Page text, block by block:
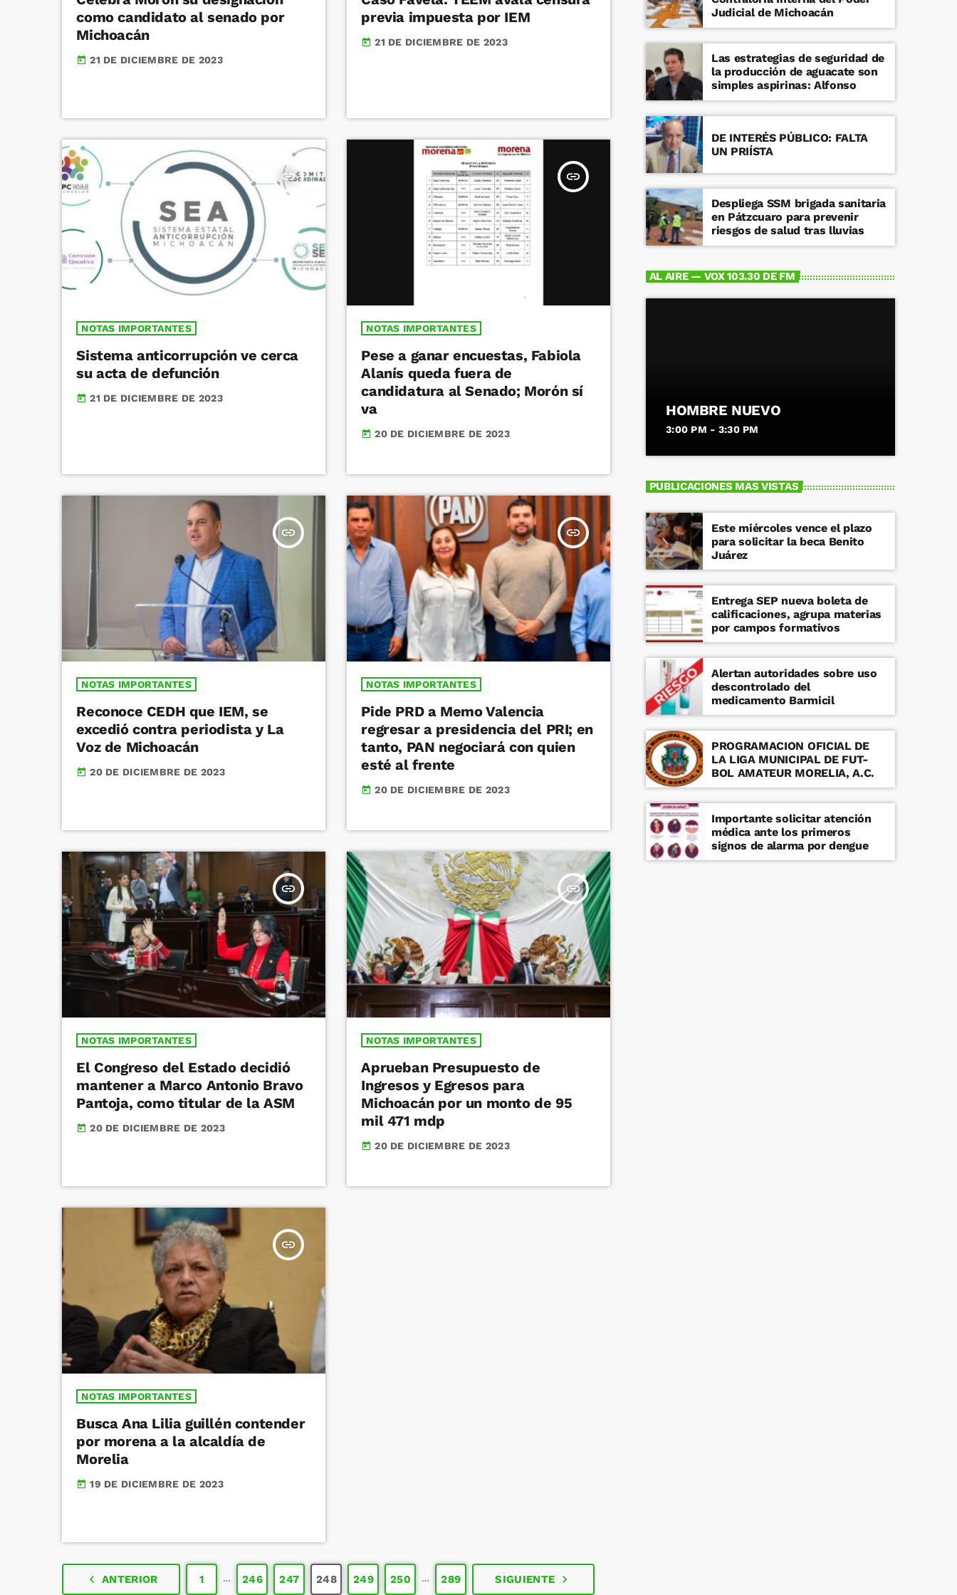
como candidato al senado por
Michoacán
today 21 DE DICIEMBRE DE 2023
previa impuesta por IEM
today 21 DE DICIEMBRE DE 2023
insert_link
NOTAS IMPORTANTES
Sistema anticorrupción ve cerca
su acta de defunción
today 21 DE DICIEMBRE DE 2023
insert_link
NOTAS IMPORTANTES
Pese a ganar encuestas, Fabiola
Alanís queda fuera de
candidatura al Senado; Morón sí
va
today 20 DE DICIEMBRE DE 2023
insert_link
NOTAS IMPORTANTES
Reconoce CEDH que IEM, se
excedió contra periodista y La
Voz de Michoacán
today 20 DE DICIEMBRE DE 2023
insert_link
NOTAS IMPORTANTES
Pide PRD a Memo Valencia
regresar a presidencia del PRI; en
tanto, PAN negociará con quien
esté al frente
today 20 DE DICIEMBRE DE 2023
insert_link
NOTAS IMPORTANTES
El Congreso del Estado decidió
mantener a Marco Antonio Bravo
Pantoja, como titular de la ASM
today 20 DE DICIEMBRE DE 2023
insert_link
NOTAS IMPORTANTES
Aprueban Presupuesto de
Ingresos y Egresos para
Michoacán por un monto de 95
mil 471 mdp
today 20 DE DICIEMBRE DE 2023
insert_link
NOTAS IMPORTANTES
Busca Ana Lilia guillén contender
por morena a la alcaldía de
Morelia
today 19 DE DICIEMBRE DE 2023
navigate_before ANTERIOR 1 … 246 247 248 249 250 … 289 SIGUIENTE navigate_next
Judicial de Michoacán
Las estrategias de seguridad de
la producción de aguacate son
simples aspirinas: Alfonso
DE INTERÉS PÚBLICO: FALTA
UN PRIÍSTA
Despliega SSM brigada sanitaria
en Pátzcuaro para prevenir
riesgos de salud tras lluvias
AL AIRE — VOX 103.30 DE FM
HOMBRE NUEVO
3:00 PM - 3:30 PM
PUBLICACIONES MAS VISTAS
Este miércoles vence el plazo
para solicitar la beca Benito
Juárez
Entrega SEP nueva boleta de
calificaciones, agrupa materias
por campos formativos
Alertan autoridades sobre uso
descontrolado del
medicamento Barmicil
PROGRAMACION OFICIAL DE
LA LIGA MUNICIPAL DE FUT-
BOL AMATEUR MORELIA, A.C.
Importante solicitar atención
médica ante los primeros
signos de alarma por dengue